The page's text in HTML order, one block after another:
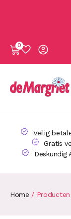
0
Veilig
Gratis
Deskundig
Home / Producten